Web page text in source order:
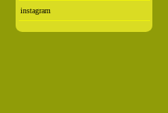
instagram